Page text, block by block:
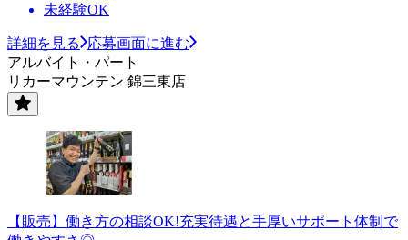
未経験OK
詳細を見る
応募画面に進む
アルバイト・パート
リカーマウンテン 錦三東店
【販売】働き方の相談OK!充実待遇と手厚いサポート体制で